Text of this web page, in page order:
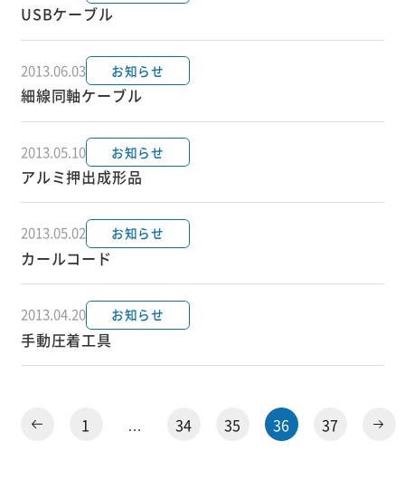
USBケーブル
2013.06.03 お知らせ
細線同軸ケーブル
2013.05.10 お知らせ
アルミ押出成形品
2013.05.02 お知らせ
カールコード
2013.04.20 お知らせ
手動圧着工具
1 … 34 35 36 37